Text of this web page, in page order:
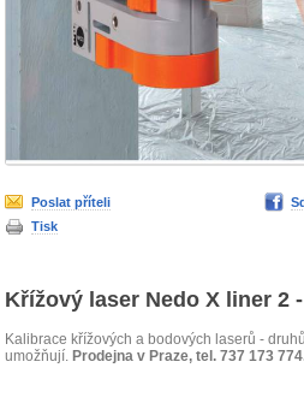
Poslat příteli
Tisk
Křížový laser Nedo X liner 2
Kalibrace křížových a bodových laserů -
umožňují. Prodejna v Praze, tel. 737 173